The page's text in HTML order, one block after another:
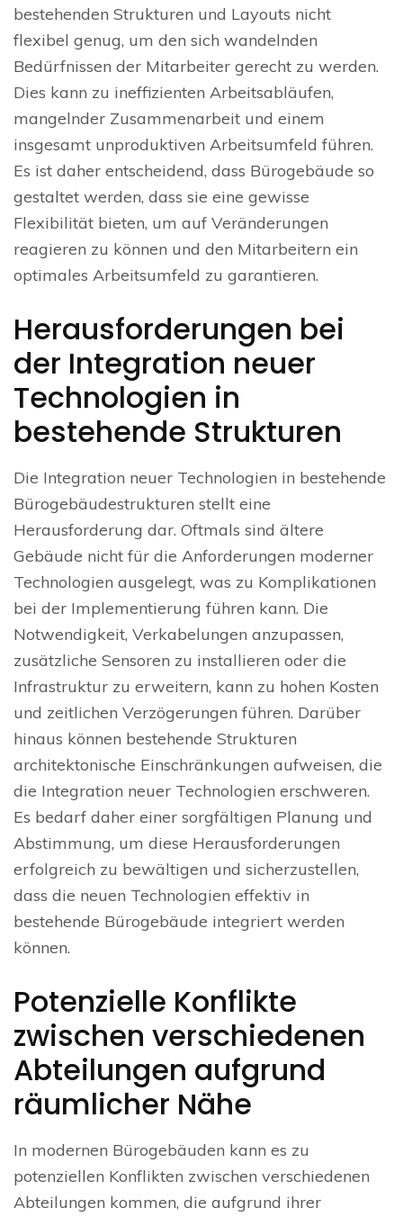
bestehenden Strukturen und Layouts nicht
flexibel genug, um den sich wandelnden
Bedürfnissen der Mitarbeiter gerecht zu werden.
Dies kann zu ineffizienten Arbeitsabläufen,
mangelnder Zusammenarbeit und einem
insgesamt unproduktiven Arbeitsumfeld führen.
Es ist daher entscheidend, dass Bürogebäude so
gestaltet werden, dass sie eine gewisse
Flexibilität bieten, um auf Veränderungen
reagieren zu können und den Mitarbeitern ein
optimales Arbeitsumfeld zu garantieren.
Herausforderungen bei
der Integration neuer
Technologien in
bestehende Strukturen
Die Integration neuer Technologien in bestehende
Bürogebäudestrukturen stellt eine
Herausforderung dar. Oftmals sind ältere
Gebäude nicht für die Anforderungen moderner
Technologien ausgelegt, was zu Komplikationen
bei der Implementierung führen kann. Die
Notwendigkeit, Verkabelungen anzupassen,
zusätzliche Sensoren zu installieren oder die
Infrastruktur zu erweitern, kann zu hohen Kosten
und zeitlichen Verzögerungen führen. Darüber
hinaus können bestehende Strukturen
architektonische Einschränkungen aufweisen, die
die Integration neuer Technologien erschweren.
Es bedarf daher einer sorgfältigen Planung und
Abstimmung, um diese Herausforderungen
erfolgreich zu bewältigen und sicherzustellen,
dass die neuen Technologien effektiv in
bestehende Bürogebäude integriert werden
können.
Potenzielle Konflikte
zwischen verschiedenen
Abteilungen aufgrund
räumlicher Nähe
In modernen Bürogebäuden kann es zu
potenziellen Konflikten zwischen verschiedenen
Abteilungen kommen, die aufgrund ihrer